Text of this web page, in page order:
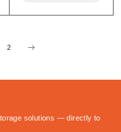
2
solutions — directly to